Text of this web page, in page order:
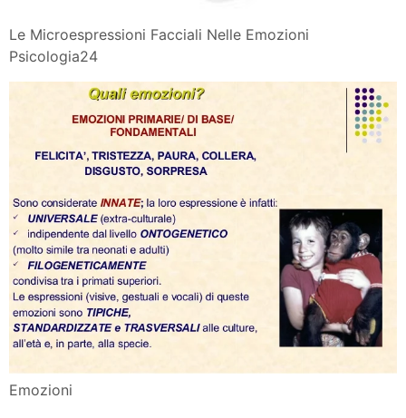
Le Microespressioni Facciali Nelle Emozioni
Psicologia24
Emozioni